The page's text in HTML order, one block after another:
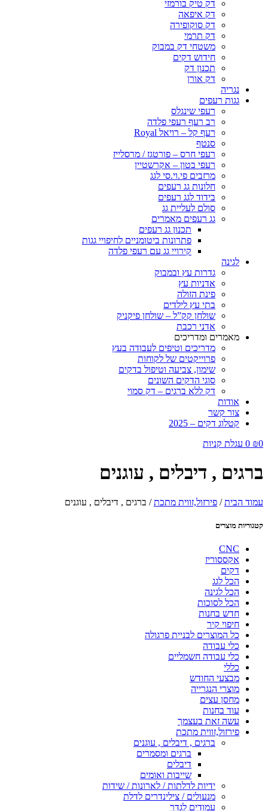
דק טיק בורמזי
דק איפאה
דק סוקופירה
דק תרמי
משטחי דק במבוק
חידוש דקים
תכנון דק
דק אורן
נגריה
גגות רעפים
רעפי שינגלס
רב רעף רעפי פלדה
רעף קל – רויאל Royal
סנטף
רעפי חרס – פורטגז / מרסלייז
רעפי בטון – אקרשטיין
מרזבים פי.וי.סי לגג
חלונות גג רעפים
בידוד לגג רעפים
סולם לעליית גג
גג רעפים מאמרים
תכנון גג רעפים
פתרונות ביטומניים לחיפויי גגות
קירויי גג עם רעפי פלדה
לגינה
גדרות עץ ובמבוק
אדניות עץ
פינת הזולה
בתי עץ לילדים
שולחן קק”ל – שולחן פיקניק
אדני רכבת
מאמרים ומדריכים
מדריכים וטיפים לעבודה בעץ
פרוייקטים של לקוחות
שימון, צביעה וטיפול בדקים
סוגי הדקים השונים
דק ללא ברגים – דק סמוי
אודות
צור קשר
קטלוג דקים – 2025
₪0
0 עגלת קניות
ברגים , דיבלים , עוגנים
עמוד הבית/ פירזול,זווית מתכת/ ברגים , דיבלים , עוגנים
קטגוריות מוצרים
CNC
אקססוריז
דקים
הכל לגג
הכל לגינה
הכל לסוכות
חדש בחנות
חיפוי קיר
כל המוצרים לבניית פרגולה
כלי עבודה
כלי עבודה חשמליים
כללי
מבצעי החודש
מוצרי הנגרייה
מחסן עצים
עוד בחנות
עשה זאת בעצמך
פירזול,זווית מתכת
ברגים , דיבלים , עוגנים
ברגים ומסמרים
דיבלים
שייבות ואומים
ידיות לדלתות / לארונות / שידות
מנעולים / צילינדרים לדלת
עמודים לגדר